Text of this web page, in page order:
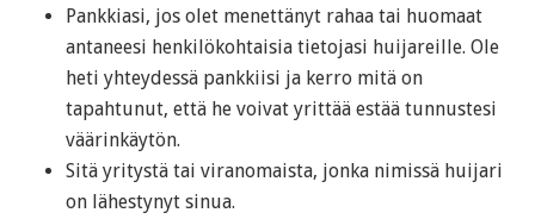
Pankkiasi, jos olet menettänyt rahaa tai huomaat
antaneesi henkilökohtaisia tietojasi huijareille. Ole
heti yhteydessä pankkiisi ja kerro mitä on
tapahtunut, että he voivat yrittää estää tunnustesi
väärinkäytön.
Sitä yritystä tai viranomaista, jonka nimissä huijari
on lähestynyt sinua.